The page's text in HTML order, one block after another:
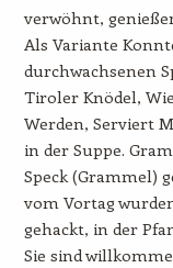
verwöhnt,
Als Variante
durchwachsenen
Tiroler Knödel,
Werden, Serviert
in der Suppe.
Speck (Grammel)
vom Vortag
gehackt, in der
Sie sind